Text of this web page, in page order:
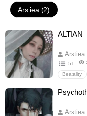
Arstiea (2)
ALTIAN
Arstiea
51
Beatality
Arstiea